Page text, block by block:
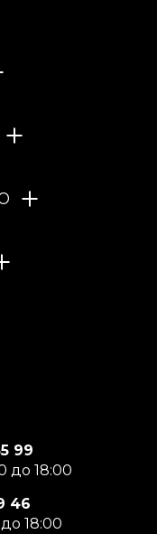
99
до 18:00
46
18:00